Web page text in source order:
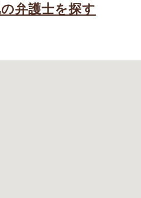
弁護士を探す